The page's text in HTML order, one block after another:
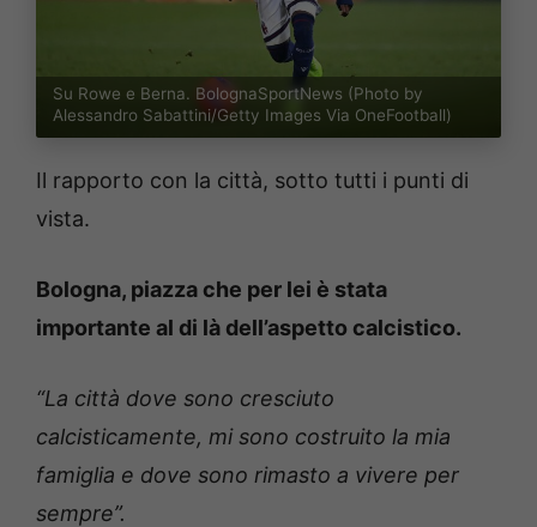
Su Rowe e Berna. BolognaSportNews (Photo by
Alessandro Sabattini/Getty Images Via OneFootball)
Il rapporto con la città, sotto tutti i punti di
vista.
Bologna, piazza che per lei è stata
importante al di là dell’aspetto calcistico.
“La città dove sono cresciuto
calcisticamente, mi sono costruito la mia
famiglia e dove sono rimasto a vivere per
sempre”.